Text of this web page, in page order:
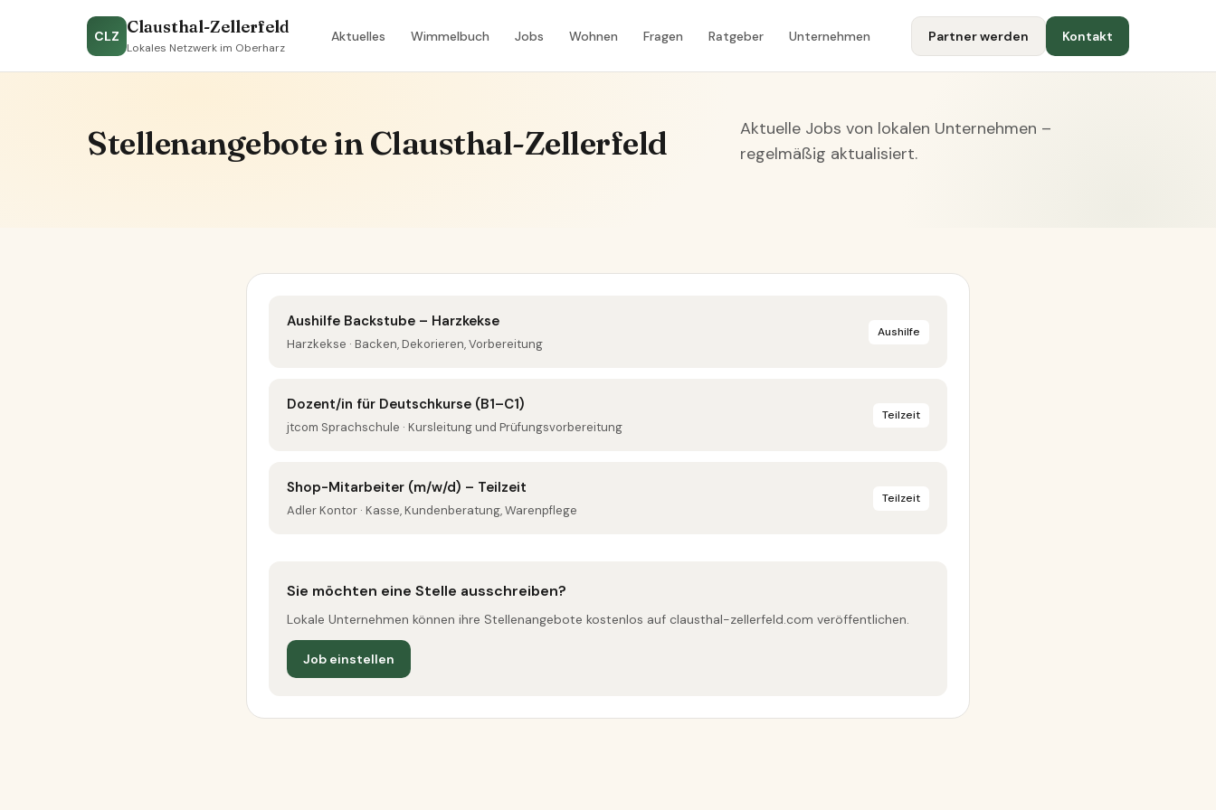
CLZ Clausthal-Zellerfeld
Lokales Netzwerk im Oberharz
Aktuelles Wimmelbuch Jobs Wohnen Fragen Ratgeber Unternehmen Partner werden Kontakt
Stellenangebote in Clausthal-Zellerfeld
Aktuelle Jobs von lokalen Unternehmen –
regelmäßig aktualisiert.
Aushilfe Backstube – Harzkekse
Harzkekse · Backen, Dekorieren, Vorbereitung
Aushilfe
Dozent/in für Deutschkurse (B1–C1)
jtcom Sprachschule · Kursleitung und Prüfungsvorbereitung
Teilzeit
Shop-Mitarbeiter (m/w/d) – Teilzeit
Adler Kontor · Kasse, Kundenberatung, Warenpflege
Teilzeit
Sie möchten eine Stelle ausschreiben?
Lokale Unternehmen können ihre Stellenangebote kostenlos auf clausthal-zellerfeld.com veröffentlichen.
Job einstellen